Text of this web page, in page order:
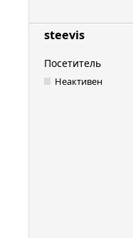
steevis
Посетитель
Неактивен